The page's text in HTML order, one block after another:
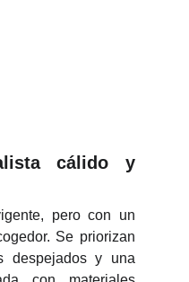
cálido y
pero con un
Se priorizan
despejados y una